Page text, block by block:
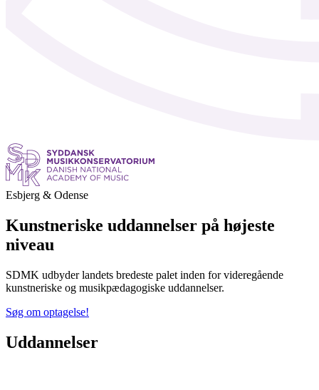
Esbjerg & Odense
Kunstneriske uddannelser på højeste
niveau
SDMK udbyder landets bredeste palet inden for videregående
kunstneriske og musikpædagogiske uddannelser.
Søg om optagelse!
Uddannelser